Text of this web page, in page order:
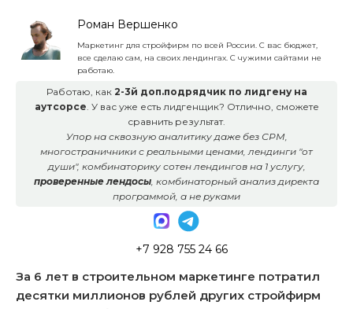
Роман Вершенко
Маркетинг для стройфирм по всей России. С вас бюджет,
все сделаю сам, на своих лендингах. С чужими сайтами не
работаю.
Работаю, как 2-3й доп.подрядчик по лидгену на
аутсорсе. У вас уже есть лидгенщик? Отлично, сможете
сравнить результат.
Упор на сквозную аналитику даже без СРМ,
многостраничники с реальными ценами, лендинги "от
души", комбинаторику сотен лендингов на 1 услугу,
проверенные лендосы, комбинаторный анализ директа
программой, а не руками
+7 928 755 24 66
За 6 лет в строительном маркетинге потратил
десятки миллионов рублей других стройфирм